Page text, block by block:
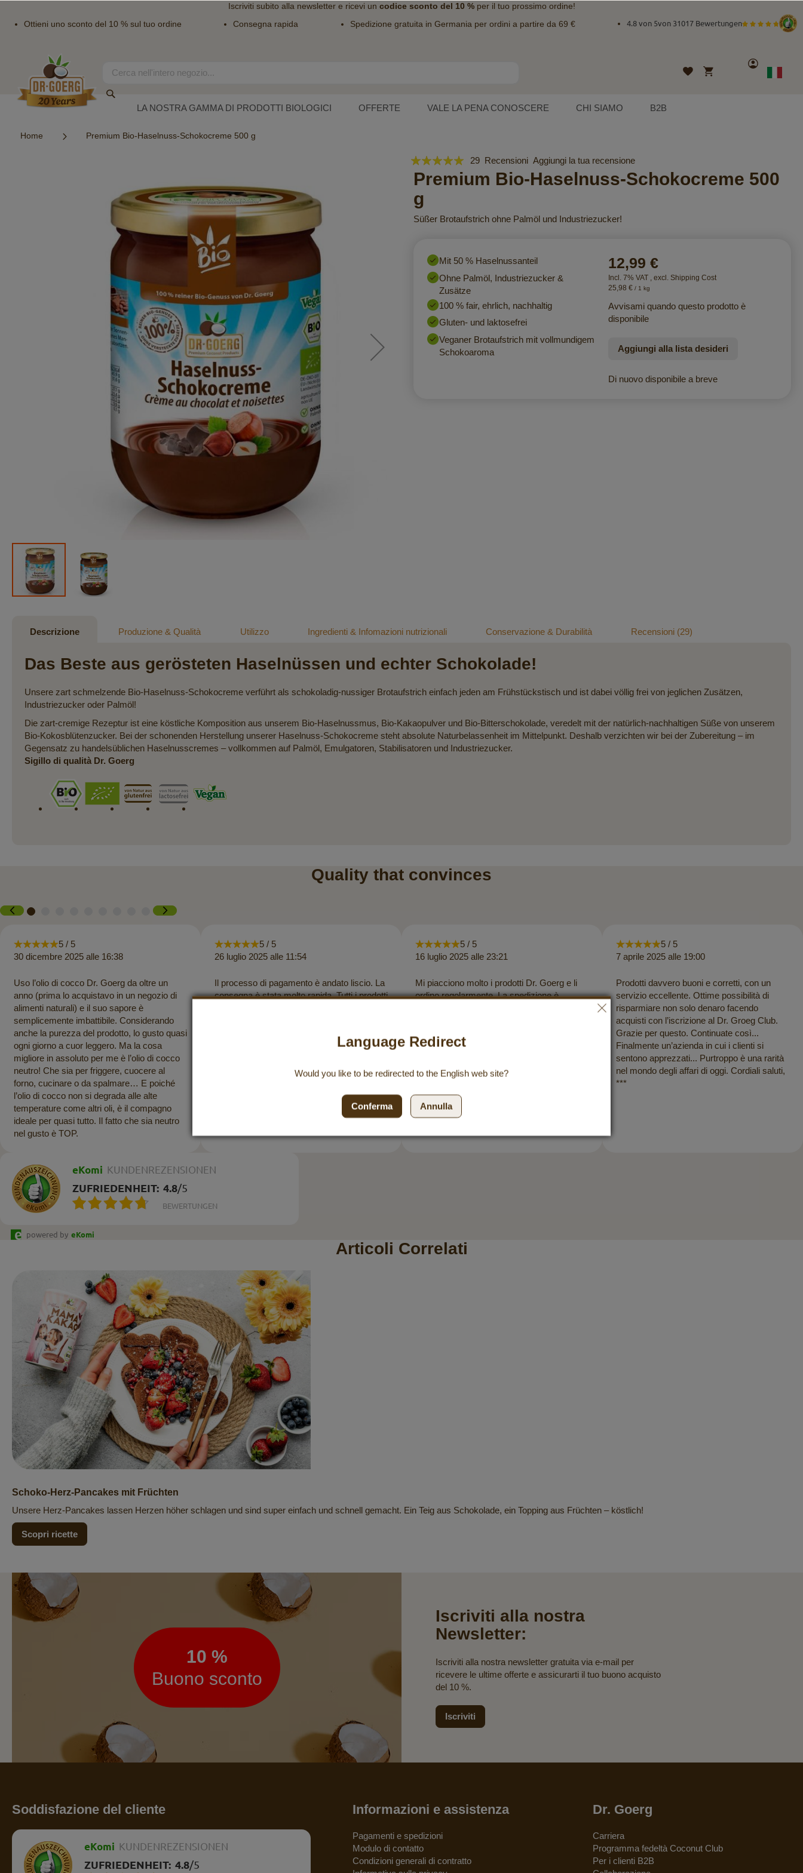
Iscriviti subito alla newslettere ricevi un codice sconto del 10 %per il tuo prossimo ordine!
Ottieni uno sconto del 10 % sul tuo ordine
Consegna rapida Spedizione gratuita in Germania per ordini a partire da 69 € 4.8 von 5von 31017 Bewertungen
contenuto
Search
Lista
desideri
Carrello
Account
Lingua
LA NOSTRA GAMMA DI PRODOTTI BIOLOGICI OFFERTE VALE LA PENA CONOSCERE CHI SIAMO B2B
Home Premium Bio-Haselnuss-Schokocreme 500 g
immagini
Valutazione:
99
% of100
29 Recensioni Aggiungi la tua recensione
Premium Bio-Haselnuss-Schokocreme 500
g
Süßer Brotaufstrich ohne Palmöl und Industriezucker!
Mit 50 % Haselnussanteil
Ohne Palmöl, Industriezucker &
Zusätze
100 % fair, ehrlich, nachhaltig
Gluten- und laktosefrei
Veganer Brotaufstrich mit vollmundigem
Schokoaroma
12,99 €
Incl. 7% VAT , excl. Shipping Cost
25,98 € / 1 kg
Avvisami quando questo prodotto è
disponibile
Aggiungi alla lista desideri
Di nuovo disponibile a breve
Descrizione
Das Beste aus gerösteten Haselnüssen und echter Schokolade!
Unsere zart schmelzende Bio-Haselnuss-Schokocreme verführt als schokoladig-nussiger Brotaufstrich einfach jeden am Frühstückstisch und ist dabei völlig frei von jeglichen Zusätzen,
Industriezucker oder Palmöl!
Die zart-cremige Rezeptur ist eine köstliche Komposition aus unserem Bio-Haselnussmus, Bio-Kakaopulver und Bio-Bitterschokolade, veredelt mit der natürlich-nachhaltigen Süße von unserem
Bio-Kokosblütenzucker. Bei der schonenden Herstellung unserer Haselnuss-Schokocreme steht absolute Naturbelassenheit im Mittelpunkt. Deshalb verzichten wir bei der Zubereitung – im
Gegensatz zu handelsüblichen Haselnusscremes – vollkommen auf Palmöl, Emulgatoren, Stabilisatoren und Industriezucker.
Sigillo di qualità Dr. Goerg
Produzione & Qualità Utilizzo Ingredienti & Infomazioni nutrizionali Conservazione & Durabilità Recensioni 29
Quality that convinces
5 / 5
30 dicembre 2025 alle 16:38
Uso l’olio di cocco Dr. Goerg da oltre un
anno (prima lo acquistavo in un negozio di
alimenti naturali) e il suo sapore è
semplicemente imbattibile. Considerando
anche la purezza del prodotto, lo gusto quasi
ogni giorno a cuor leggero. Ma la cosa
migliore in assoluto per me è l’olio di cocco
neutro! Che sia per friggere, cuocere al
forno, cucinare o da spalmare… E poiché
l’olio di cocco non si degrada alle alte
temperature come altri oli, è il compagno
ideale per quasi tutto. Il fatto che sia neutro
nel gusto è TOP.
5 / 5
26 luglio 2025 alle 11:54
Il processo di pagamento è andato liscio. La
consegna è stata molto rapida. Tutti i prodotti
Grazie per questi prodotti preziosi!
5 / 5
16 luglio 2025 alle 23:21
Mi piacciono molto i prodotti Dr. Goerg e li
ordino regolarmente. La spedizione è
equi è davvero encomiabile!!! Continuate
5 / 5
7 aprile 2025 alle 19:00
Prodotti davvero buoni e corretti, con un
servizio eccellente. Ottime possibilità di
risparmiare non solo denaro facendo
acquisti con l’iscrizione al Dr. Groeg Club.
Grazie per questo. Continuate così...
Finalmente un’azienda in cui i clienti si
sentono apprezzati... Purtroppo è una rarità
nel mondo degli affari di oggi. Cordiali saluti,
***
eKomi KUNDENREZENSIONEN
ZUFRIEDENHEIT: 4.8/5
BEWERTUNGEN
powered by eKomi
Articoli Correlati
Schoko-Herz-Pancakes mit Früchten
Unsere Herz-Pancakes lassen Herzen höher schlagen und sind super einfach und schnell gemacht. Ein Teig aus Schokolade, ein Topping aus Früchten – köstlich!
Scopri ricette
Newsletter
10 %
Buono sconto
Iscriviti alla nostra
Newsletter:
Iscriviti alla nostra newsletter gratuita via e-mail per
ricevere le ultime offerte e assicurarti il tuo buono acquisto
del 10 %.
Iscriviti
Soddisfazione del cliente
eKomi KUNDENREZENSIONEN
ZUFRIEDENHEIT: 4.8/5
Informazioni e assistenza
Pagamenti e spedizioni
Modulo di contatto
Condizioni generali di contratto
Dr. Goerg
Carriera
Programma fedeltà Coconut Club
Per i clienti B2B
Language Redirect
Would you like to be redirected to the English web site?
Conferma Annulla